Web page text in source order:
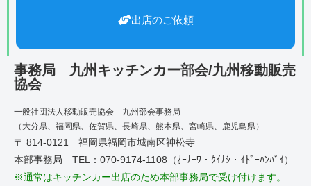
出店のご依頼
事務局 九州キッチンカー部会/九州移動販売
協会
一般社団法人移動販売協会 九州部会事務局
（大分県、福岡県、佐賀県、長崎県、熊本県、宮崎県、鹿児島県）
〒 814-0121 福岡県福岡市城南区神松寺
本部事務局 TEL：070-9174-1108（ｵｰﾅｰﾜ・ｸｲﾅｼ・ｲﾄﾞｰﾊﾝﾊﾞｲ）
※通常はキッチンカー出店のため本部事務局で受け付けます。